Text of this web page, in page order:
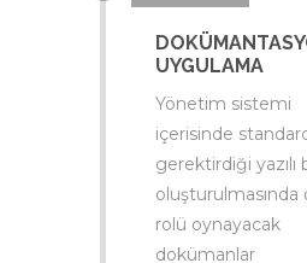
UYGULAMA
Yönetim sistemi
içerisinde
gerektirdiği yazılı
oluşturulmasında
rolü oynayacak
dokümanlar